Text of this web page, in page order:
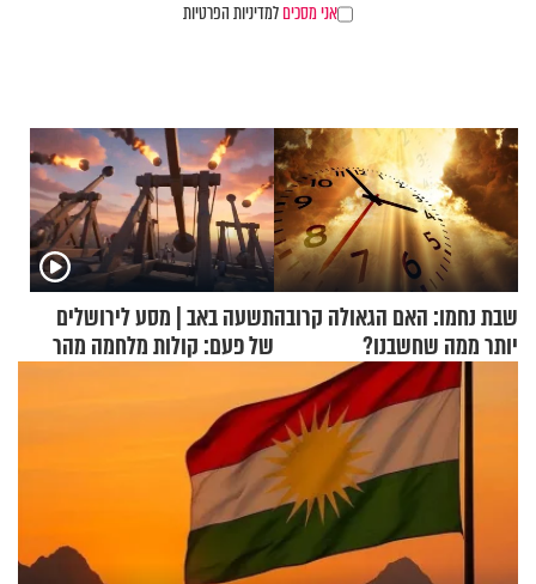
אני מסכיםלמדיניות הפרטיות
שבת נחמו: האם הגאולה קרובה
יותר ממה שחשבנו?
תשעה באב | מסע לירושלים
של פעם: קולות מלחמה מהר